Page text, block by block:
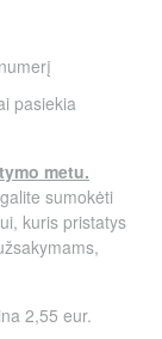
pasiekia
metu.
sumokėti
kuris pristatys
2,55 eur.